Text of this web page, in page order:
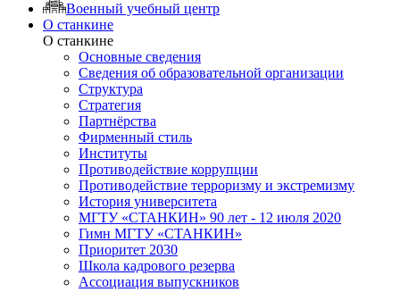
Военный учебный центр
О станкине
О станкине
Основные сведения
Сведения об образовательной организации
Структура
Стратегия
Партнёрства
Фирменный стиль
Институты
Противодействие коррупции
Противодействие терроризму и экстремизму
История университета
МГТУ «СТАНКИН» 90 лет - 12 июля 2020
Гимн МГТУ «СТАНКИН»
Приоритет 2030
Школа кадрового резерва
Ассоциация выпускников